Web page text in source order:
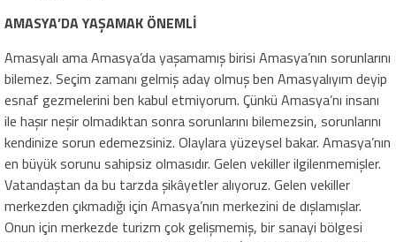
AMASYA’DA YAŞAMAK ÖNEMLİ
Amasyalı ama Amasya’da yaşamamış birisi Amasya’nın sorunlarını
bilemez. Seçim zamanı gelmiş aday olmuş ben Amasyalıyım deyip
esnaf gezmelerini ben kabul etmiyorum. Çünkü Amasya’nı insanı
ile haşır neşir olmadıktan sonra sorunlarını bilemezsin, sorunlarını
kendinize sorun edemezsiniz. Olaylara yüzeysel bakar. Amasya’nın
en büyük sorunu sahipsiz olmasıdır. Gelen vekiller ilgilenmemişler.
Vatandaştan da bu tarzda şikâyetler alıyoruz. Gelen vekiller
merkezden çıkmadığı için Amasya’nın merkezini de dışlamışlar.
Onun için merkezde turizm çok gelişmemiş, bir sanayi bölgesi